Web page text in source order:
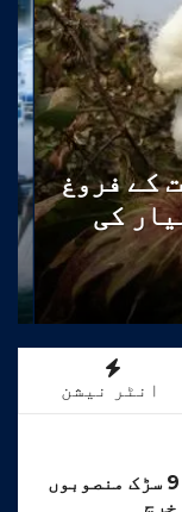
کے فروغ
اعلیٰ معیار کی
انٹر نیشن
بلوچستان میں سی پیک کے 9 سڑک منصوبوں